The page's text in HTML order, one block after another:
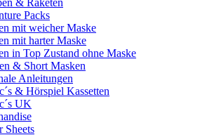
Packs
mit weicher Maske
mit harter Maske
in Top Zustand ohne Maske
& Short Masken
Anleitungen
& Hörspiel Kassetten
UK